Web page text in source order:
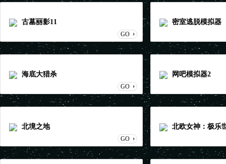
古墓丽影11
GO
密室逃脱模拟器
海底大猎杀
GO
网吧模拟器2
北境之地
GO
北欧女神：极乐